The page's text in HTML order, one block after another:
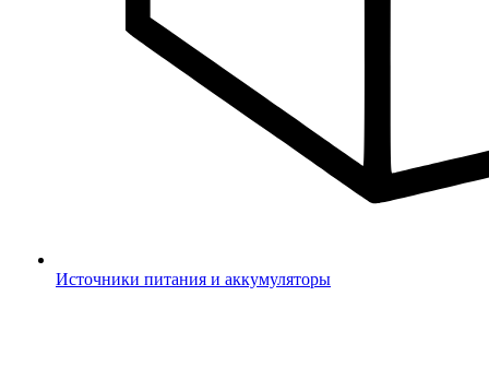
Источники питания и аккумуляторы